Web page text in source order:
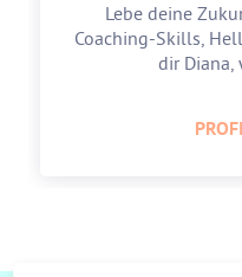
Lebe deine
Coaching-Skills,
dir Diana,